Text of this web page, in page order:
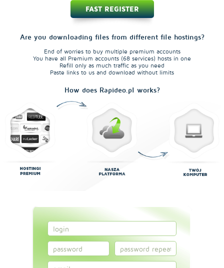
FAST REGISTER
Are you downloading files from different file hostings?
End of worries to buy multiple premium accounts
You have all Premium accounts (68 services) hosts in one
Refill only as much traffic as you need
Paste links to us and download without limits
How does Rapideo.pl works?